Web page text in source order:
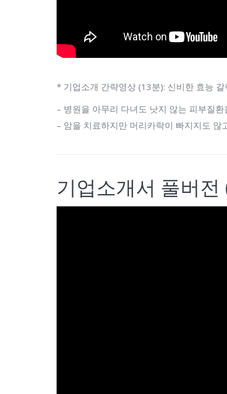
* 기업소개 간략영상 (13분): 신비한 효능
– 병원을 아무리 다녀도 낫지 않는 피부질
– 암을 치료하지만 머리카락이 빠지지도
기업소개서 풀버전